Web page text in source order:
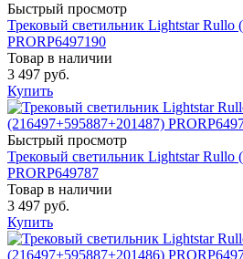
Быстрый просмотр
Трековый светильник Lightstar Rullo
PRORP6497190
Товар в наличии
3 497 руб.
Купить
Быстрый просмотр
Трековый светильник Lightstar Rullo
PRORP649787
Товар в наличии
3 497 руб.
Купить